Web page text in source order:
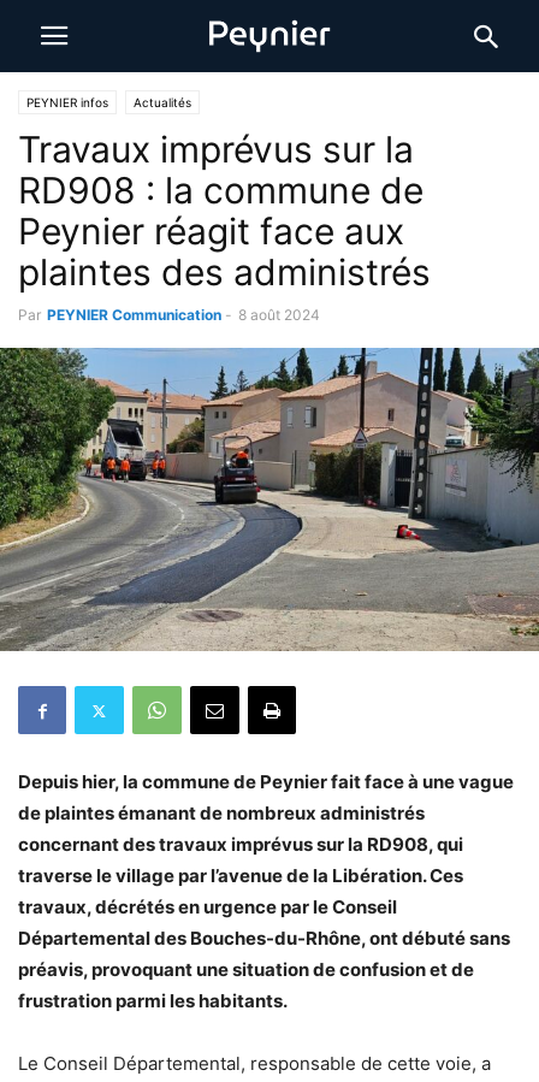
PEYNIER infos Actualités
Travaux imprévus sur la
RD908 : la commune de
Peynier réagit face aux
plaintes des administrés
Par PEYNIER Communication - 8 août 2024
Depuis hier, la commune de Peynier fait face à une vague
de plaintes émanant de nombreux administrés
concernant des travaux imprévus sur la RD908, qui
traverse le village par l’avenue de la Libération. Ces
travaux, décrétés en urgence par le Conseil
Départemental des Bouches-du-Rhône, ont débuté sans
préavis, provoquant une situation de confusion et de
frustration parmi les habitants.
Le Conseil Départemental, responsable de cette voie, a